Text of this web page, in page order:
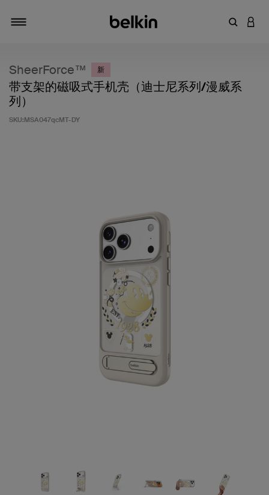
输入关键
登录
SheerForce™ 新
带支架的磁吸式手机壳（迪士尼系列/漫威系
列）
SKU:MSA047qcMT-DY